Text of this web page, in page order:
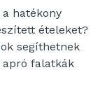
hatékony
ételeket?
segíthetnek
apró falatkák